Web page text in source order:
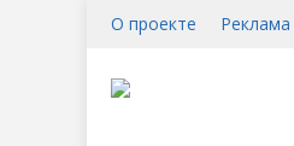
О проекте Реклама